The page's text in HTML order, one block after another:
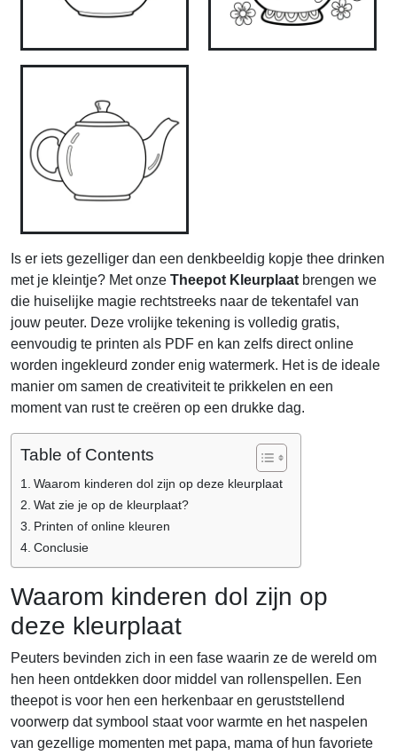
Is er iets gezelliger dan een denkbeeldig kopje thee drinken
met je kleintje? Met onze Theepot Kleurplaat brengen we
die huiselijke magie rechtstreeks naar de tekentafel van
jouw peuter. Deze vrolijke tekening is volledig gratis,
eenvoudig te printen als PDF en kan zelfs direct online
worden ingekleurd zonder enig watermerk. Het is de ideale
manier om samen de creativiteit te prikkelen en een
moment van rust te creëren op een drukke dag.
Table of Contents
Waarom kinderen dol zijn op deze kleurplaat
Wat zie je op de kleurplaat?
Printen of online kleuren
Conclusie
Waarom kinderen dol zijn op
deze kleurplaat
Peuters bevinden zich in een fase waarin ze de wereld om
hen heen ontdekken door middel van rollenspellen. Een
theepot is voor hen een herkenbaar en geruststellend
voorwerp dat symbool staat voor warmte en het naspelen
van gezellige momenten met papa, mama of hun favoriete